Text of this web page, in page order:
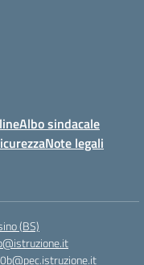
Albo sindacale
Note legali
(BS)